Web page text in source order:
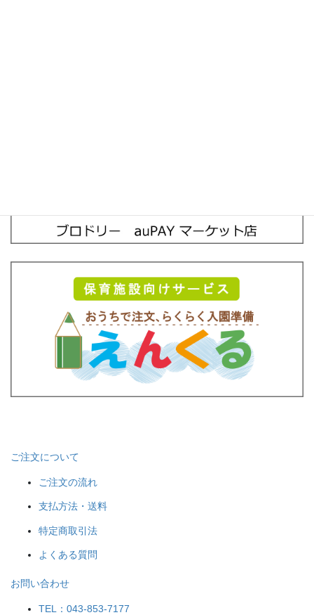
ご注文について
ご注文の流れ
支払方法・送料
特定商取引法
よくある質問
お問い合わせ
TEL：043-853-7177